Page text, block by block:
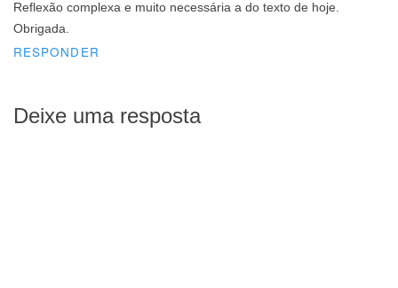
Reflexão complexa e muito necessária a do texto de hoje.
Obrigada.
RESPONDER
Deixe uma resposta